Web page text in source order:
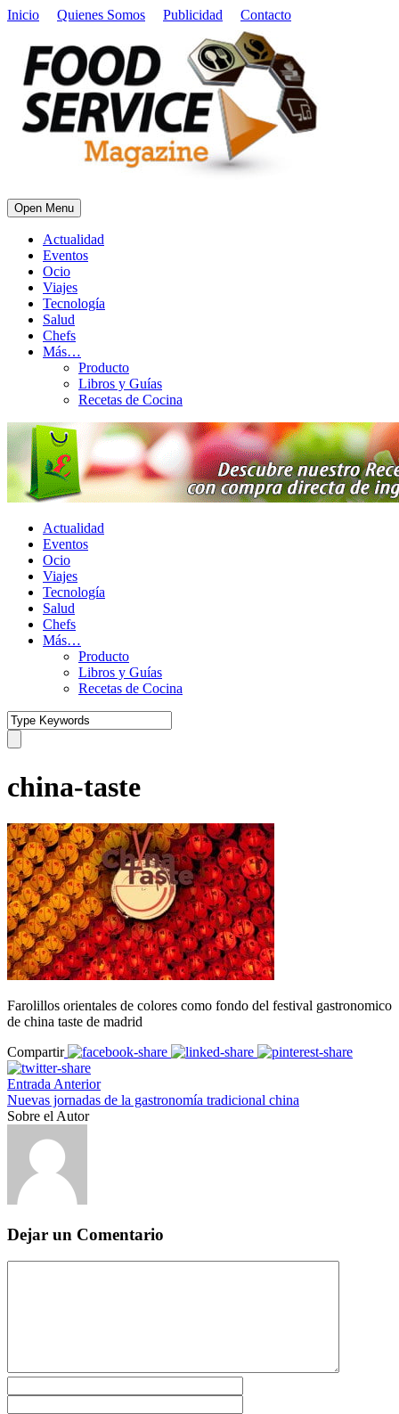
Inicio Quienes Somos Publicidad Contacto
Open Menu
Actualidad
Eventos
Ocio
Viajes
Tecnología
Salud
Chefs
Más…
Producto
Libros y Guías
Recetas de Cocina
Actualidad
Eventos
Ocio
Viajes
Tecnología
Salud
Chefs
Más…
Producto
Libros y Guías
Recetas de Cocina
china-taste
Farolillos orientales de colores como fondo del festival gastronomico
de china taste de madrid
Compartir
Entrada Anterior
Nuevas jornadas de la gastronomía tradicional china
Sobre el Autor
Dejar un Comentario